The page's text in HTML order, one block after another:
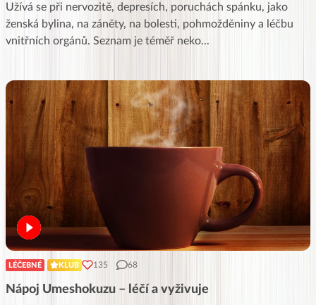
Užívá se při nervozitě, depresích, poruchách spánku, jako
ženská bylina, na záněty, na bolesti, pohmožděniny a léčbu
vnitřních orgánů. Seznam je téměř neko...
LÉČEBNÉ KLUB 135 68
Nápoj Umeshokuzu – léčí a vyživuje